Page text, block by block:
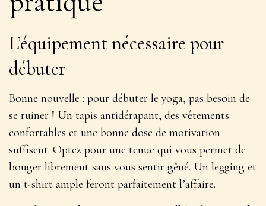
L’équipement nécessaire pour
débuter
Bonne nouvelle : pour débuter le yoga, pas besoin de
se ruiner ! Un tapis antidérapant, des vêtements
confortables et une bonne dose de motivation
suffisent. Optez pour une tenue qui vous permet de
bouger librement sans vous sentir gêné. Un legging et
un t-shirt ample feront parfaitement l’affaire.